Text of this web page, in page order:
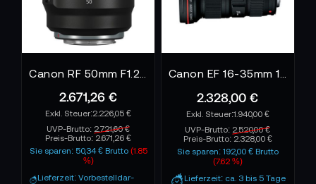
2.671,26 €
2.226,05 €
UVP-Brutto: 2.721,60 €
Preis-Brutto: 2.671,26 €
Sie sparen: 50,34 € Brutto (1.85
%)
Lieferzeit: Vorbestelldar-
2.328,00 €
1.940,00 €
UVP-Brutto: 2.520,00 €
Preis-Brutto: 2.328,00 €
Sie sparen: 192,00 € Brutto
(7.62 %)
Lieferzeit: ca. 3 bis 5 Tage